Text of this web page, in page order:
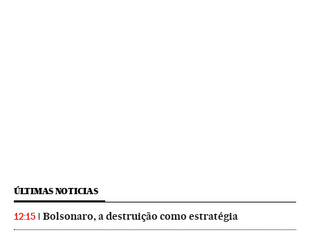
ÚLTIMAS NOTICIAS
12:15 Bolsonaro, a destruição como estratégia